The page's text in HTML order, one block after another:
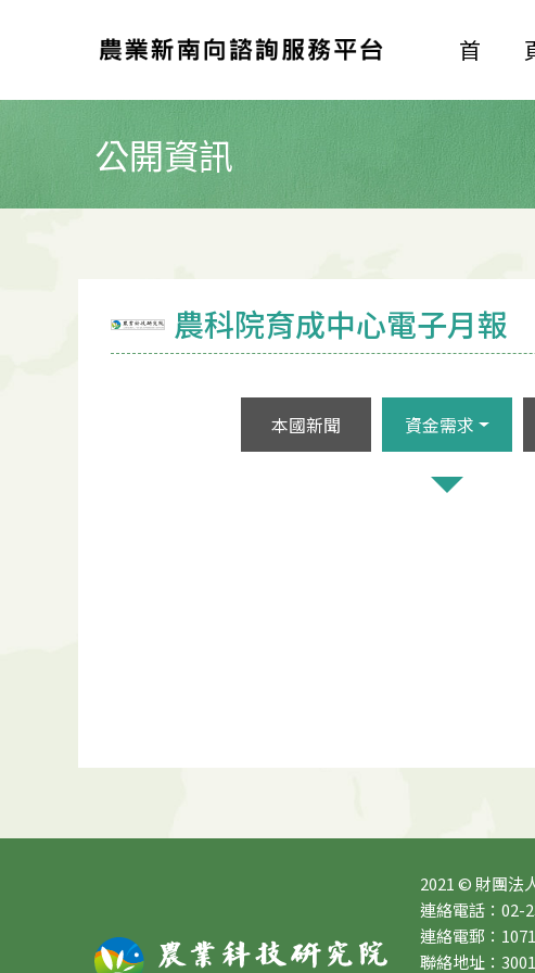
首
公開資訊
農科院育成中心電子月報
本國新聞 資金需求
2021 © 財團法
連絡電話：02-
連絡電郵：
聯絡地址：